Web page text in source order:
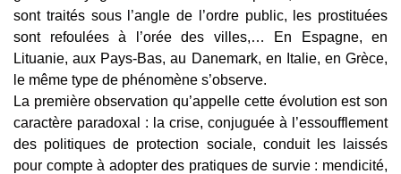
sont traités sous l’angle de l’ordre public, les prostituées
sont refoulées à l’orée des villes,… En Espagne, en
Lituanie, aux Pays-Bas, au Danemark, en Italie, en Grèce,
le même type de phénomène s’observe.
La première observation qu’appelle cette évolution est son
caractère paradoxal : la crise, conjuguée à l’essoufflement
des politiques de protection sociale, conduit les laissés
pour compte à adopter des pratiques de survie : mendicité,